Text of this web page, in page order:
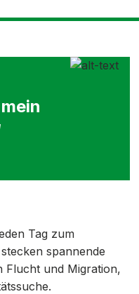
Tag zum
spannende
Flucht und Migration,